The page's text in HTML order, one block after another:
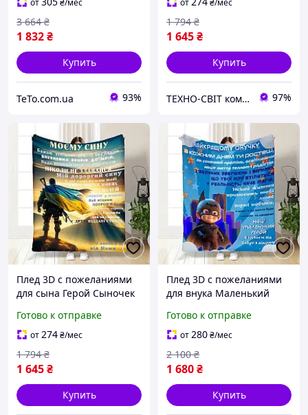
Светло-серый bas
от ₴/мес
1 832₴
3 664 ₴
Купить
TeTo.com.ua 93%
от ₴/мес
1 645₴
1 794 ₴
Купить
ТЕХНО-СВІТ компьютерна техніка, мобільні аксесуари, електронна техніка та багато іншого. 97%
Плед 3D с пожеланиями
для сына Герой Сыночек
Готово к отправке
от274₴/мес
1 645₴
1 794 ₴
Купить
Плед 3D с пожеланиями
для внука Маленький
impulse
Готово к отправке
от280₴/мес
1 680₴
2 100 ₴
Купить